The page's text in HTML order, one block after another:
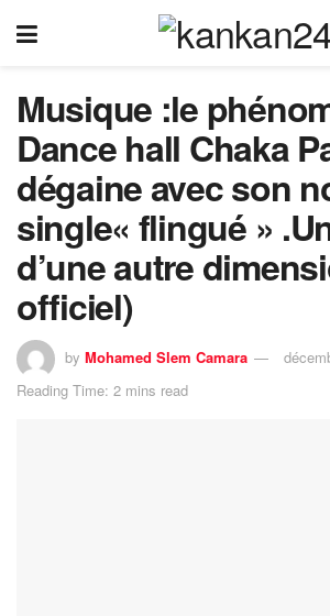
Musique :le
Dance hall Chaka
dégaine avec son
single« flingué »
d’une autre
officiel)
by Mohamed Slem Camara
Reading Time: 2 mins read